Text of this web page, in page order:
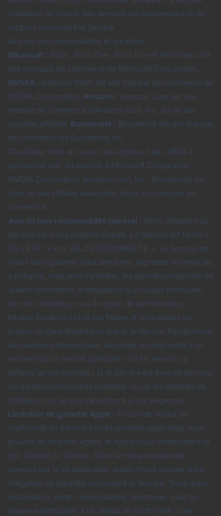
obligation de fournir des services de maintenance et de
support concernant le Service.
Avis de non-responsabilité et garanties
Microsoft : Xbox, Xbox One, Xbox Live et Windows sont
des marques de commerce de Microsoft Corporation.
NVIDIA : GeForce NOW est une marque de commerce de
NVIDIA Corporation. Amazon : Amazon Luna est une
marque de commerce d’Amazon.com, Inc. ou de ses
sociétés affiliées. Boosteroid : Boosteroid est une marque
de commerce de Boosteroid Inc.
CloudGear n’est en aucun cas approuvé par, affilié à,
sponsorisé par, ou associé à Microsoft Corporation,
NVIDIA Corporation, Amazon.com, Inc., Boosteroid, ou
l’une de leurs filiales associées, logos ou marques de
commerce.
Avis de non-responsabilité général : Votre utilisation du
Service est à vos propres risques. Le Service est fourni «
EN L’ÉTAT » et « SELON DISPONIBILITÉ ». Le Service est
fourni sans garantie d’aucune sorte, expresse ou implicite,
y compris, mais sans s’y limiter, les garanties implicites de
qualité marchande, d’adéquation à un usage particulier,
de non-contrefaçon ou de cours de performance.
Bitwise Solutions Ltd et ses filiales et concédants de
licence ne garantissent pas que a) le Service fonctionnera
de manière ininterrompue, sécurisée ou disponible à un
moment ou un endroit particulier ; b) les erreurs ou
défauts seront corrigés ; c) le Service est exempt de virus
ou d’autres composants nuisibles ; ou d) les résultats de
l’utilisation du Service répondront à vos exigences.
Limitation de garantie Apple : En cas de défaut de
conformité du Service à toute garantie applicable, vous
pouvez en informer Apple, et Apple vous remboursera le
prix d’achat du Service. Dans la mesure maximale
permise par la loi applicable, Apple n’aura aucune autre
obligation de garantie concernant le Service. Toute autre
réclamation, perte, responsabilité, dommage, coût ou
dépense attribuable à un défaut de conformité à une